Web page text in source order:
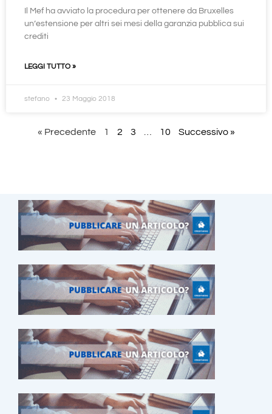
Il Mef ha avviato la procedura per ottenere da Bruxelles
un’estensione per altri sei mesi della garanzia pubblica sui
crediti
LEGGI TUTTO »
stefano 23 Maggio 2018
« Precedente 1 2 3 10 Successivo »